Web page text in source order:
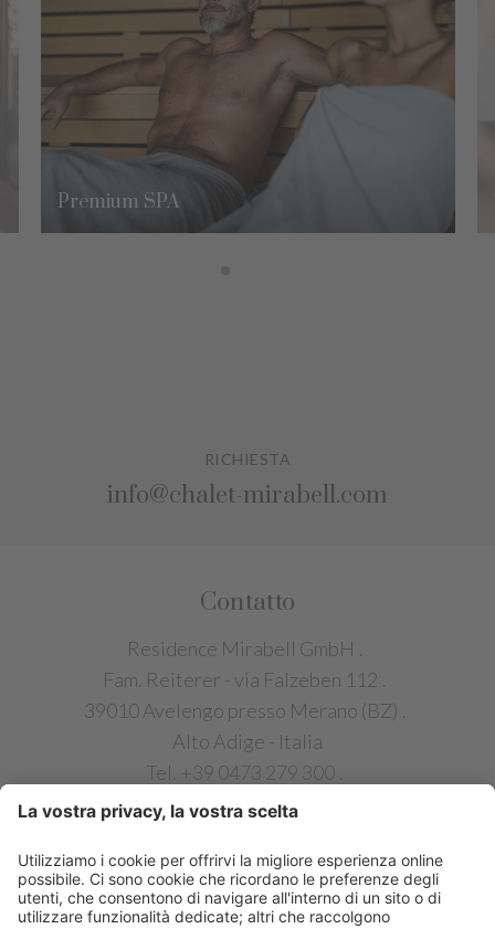
Premium SPA
RICHIESTA
info@chalet-mirabell.com
Contatto
Residence Mirabell GmbH .
Fam. Reiterer - via Falzeben 112 .
39010 Avelengo presso Merano (BZ) .
Alto Adige - Italia
Tel. +39 0473 279 300 .
info@chalet-mirabell.com